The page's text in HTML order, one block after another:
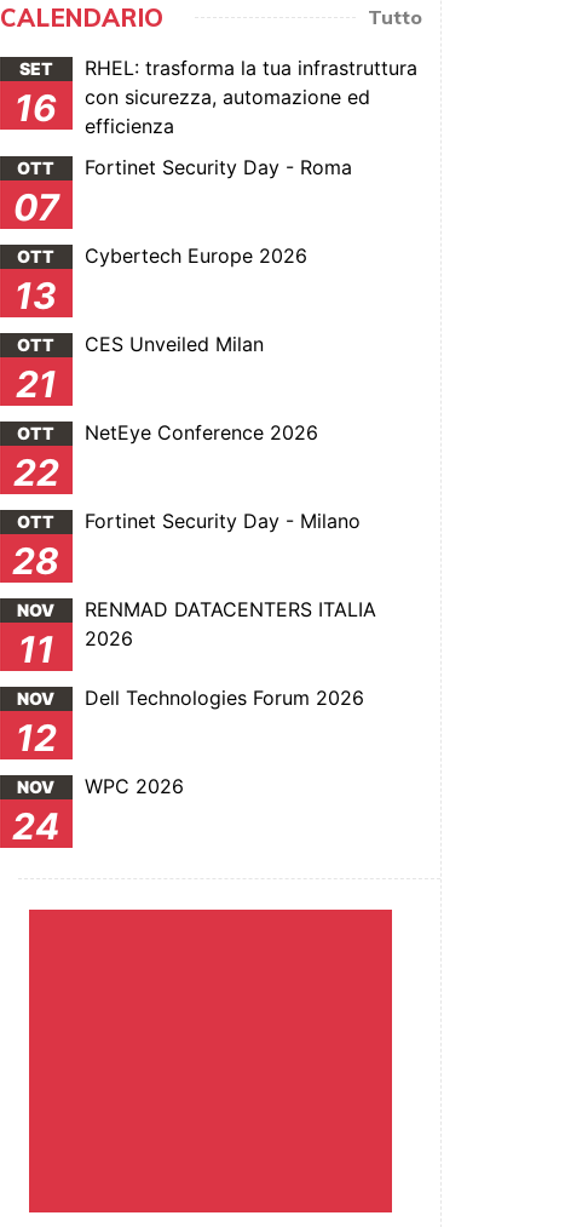
CALENDARIO Tutto
SET
16
RHEL: trasforma la tua infrastruttura
con sicurezza, automazione ed
efficienza
OTT
07
Fortinet Security Day - Roma
OTT
13
Cybertech Europe 2026
OTT
21
CES Unveiled Milan
OTT
22
NetEye Conference 2026
OTT
28
Fortinet Security Day - Milano
NOV
11
RENMAD DATACENTERS ITALIA
2026
NOV
12
Dell Technologies Forum 2026
NOV
24
WPC 2026